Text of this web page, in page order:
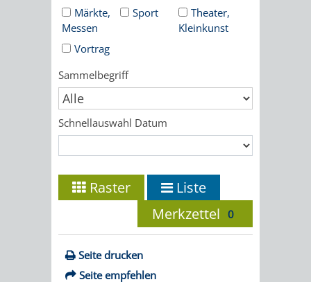
FÜR
UND
STÄDTEPARTNERSCHAFTEN
ANETCAVAILLON
HOHENSACHSEN
Märkte,
Messen
Sport
Theater,
Kleinkunst
Vortrag
Sammelbegriff
Schnellauswahl Datum
Raster
Liste
Merkzettel 0
Seite drucken
Seite empfehlen